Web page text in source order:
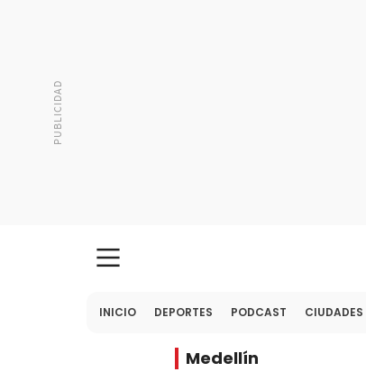
INICIO DEPORTES PODCAST CIUDADES
Medellín